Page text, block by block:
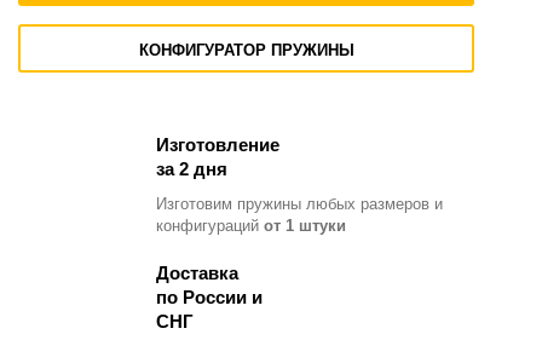
КОНФИГУРАТОР ПРУЖИНЫ
Изготовление
за 2 дня
Изготовим пружины любых размеров и
конфигураций от 1 штуки
Доставка
по России и
СНГ